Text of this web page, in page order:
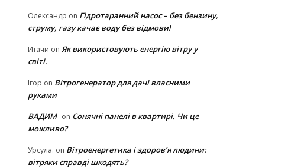
Олександр on Гідротаранний насос – без бензину,
струму, газу качає воду без відмови!
Итачи on Як використовують енергію вітру у
світі.
Ігор on Вітрогенератор для дачі власними
руками
ВАДИМ on Сонячні панелі в квартирі. Чи це
можливо?
Урсула. on Вітроенергетика і здоров’я людини:
вітряки cправді шкодять?